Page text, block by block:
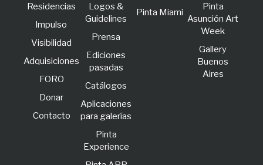
Residencias
lmpulso
Visibilidad
Adquisiciones
FORO
Donar
Contacto
Logos &
Guidelines
Prensa
Ediciones
pasadas
Catálogos
Aplicaciones
para galerías
Pinta
Experience
Pinta Miami
Pinta
Asunción Art
Week
Gallery
Buenos
Aires